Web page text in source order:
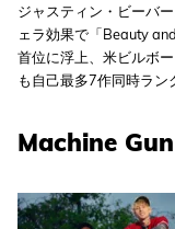
ジャスティン・ビーバ
ェラ効果で「Beauty
首位に浮上、米ビルボ
も自己最多7作同時ラン
Machine